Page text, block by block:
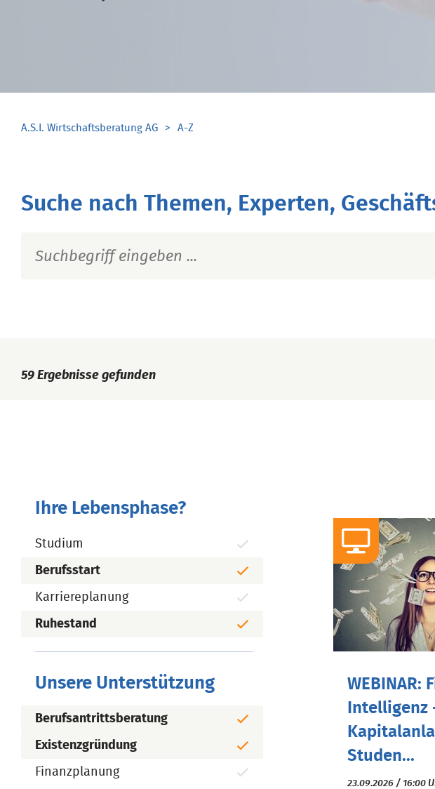
A.S.I. Wirtschaftsberatung AG A-Z
Suche nach Themen, Experten,
59 Ergebnisse gefunden
Ihre Lebensphase?
Studium
Berufsstart
Karriereplanung
Ruhestand
Unsere Unterstützung
Berufsantrittsberatung
Existenzgründung
Finanzplanung
WEBINAR:
Intelligenz
Studen...
23.09.2026 / 16:00